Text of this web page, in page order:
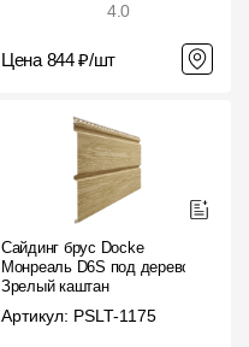
4.0
Цена 844 ₽/шт
Сайдинг брус Docke
Монреаль D6S под дерево
Зрелый каштан
Артикул: PSLT-1175